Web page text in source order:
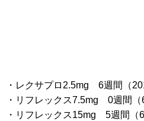
・レクサプロ2.5mg 6週間（
・リフレックス7.5mg 0週間（
・リフレックス15mg 5週間（